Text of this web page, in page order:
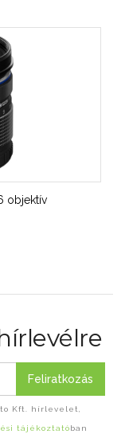
objektív
Feliratkozás
Kft. hírlevelet,
tájékoztatóban